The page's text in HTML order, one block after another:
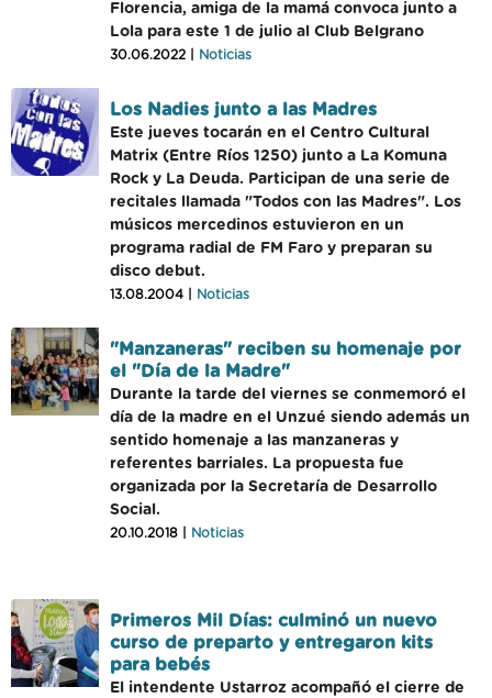
Florencia, amiga de la mamá convoca junto a
Lola para este 1 de julio al Club Belgrano
30.06.2022 | Noticias
Los Nadies junto a las Madres
Este jueves tocarán en el Centro Cultural
Matrix (Entre Ríos 1250) junto a La Komuna
Rock y La Deuda. Participan de una serie de
recitales llamada "Todos con las Madres". Los
músicos mercedinos estuvieron en un
programa radial de FM Faro y preparan su
disco debut.
13.08.2004 | Noticias
"Manzaneras" reciben su homenaje por
el "Día de la Madre"
Durante la tarde del viernes se conmemoró el
día de la madre en el Unzué siendo además un
sentido homenaje a las manzaneras y
referentes barriales. La propuesta fue
organizada por la Secretaría de Desarrollo
Social.
20.10.2018 | Noticias
Primeros Mil Días: culminó un nuevo
curso de preparto y entregaron kits
para bebés
El intendente Ustarroz acompañó el cierre de